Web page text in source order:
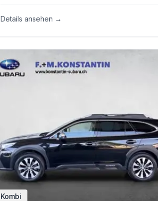
Details ansehen →
Kombi